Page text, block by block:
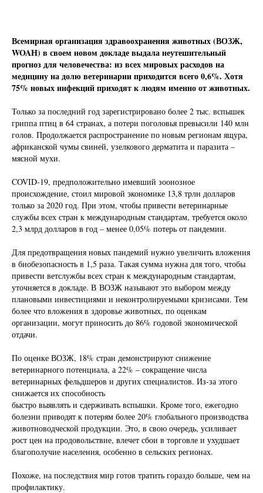
Всемирная организация здравоохранения животных (ВОЗЖ,
WOAН) в своем новом докладе выдала неутешительный
прогноз для человечества: из всех мировых расходов на
медицину на долю ветеринарии приходится всего 0,6%. Хотя
75% новых инфекций приходят к людям именно от животных.
Только за последний год зарегистрировано более 2 тыс. вспышек
гриппа птиц в 64 странах, а потери поголовья превысили 140 млн
голов. Продолжается распространение по новым регионам ящура,
африканской чумы свиней, узелкового дерматита и паразита –
мясной мухи.
COVID-19, предположительно имевший зоонозное
происхождение, стоил мировой экономике 13,8 трлн долларов
только за 2020 год. При этом, чтобы привести ветеринарные
службы всех стран к международным стандартам, требуется около
2,3 млрд долларов в год – менее 0,05% потерь от пандемии.
Для предотвращения новых пандемий нужно увеличить вложения
в биобезопасность в 1,5 раза. Такая сумма нужна для того, чтобы
привести ветслужбы всех стран к международным стандартам,
уточняется в докладе. В ВОЗЖ называют это выбором между
плановыми инвестициями и неконтролируемыми кризисами. Тем
более что вложения в здоровье животных, по оценкам
организации, могут приносить до 86% годовой экономической
отдачи.
По оценке ВОЗЖ, 18% стран демонстрируют снижение
ветеринарного потенциала, а 22% – сокращение числа
ветеринарных фельдшеров и других специалистов. Из-за этого
снижается их способность
быстро выявлять и сдерживать вспышки. Кроме того, ежегодно
болезни приводят к потерям более 20% глобального производства
животноводческой продукции. Это, в свою очередь, усиливает
рост цен на продовольствие, влечет сбои в торговле и ухудшает
благополучие населения, особенно в сельских регионах.
Похоже, на последствия мир готов тратить гораздо больше, чем на
профилактику.